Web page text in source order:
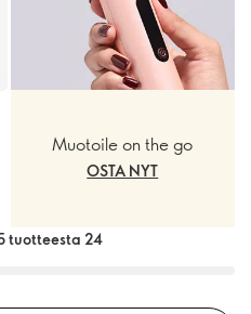
Muotoile on the go
OSTA NYT
tuotteesta 24